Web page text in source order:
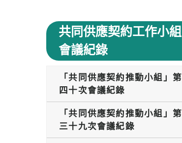
共同供應契約工作小組
會議紀錄
「共同供應契約推動小組」第
四十次會議紀錄
「共同供應契約推動小組」第
三十九次會議紀錄